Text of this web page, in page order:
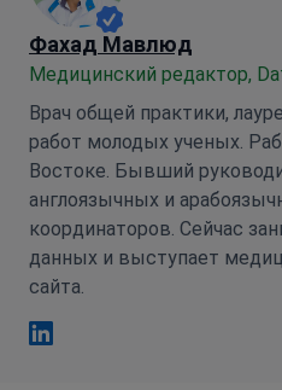
Фахад Мавлюд
Медицинский редактор,
Врач общей практики,
работ молодых ученых.
Востоке. Бывший
англоязычных и
координаторов. Сейчас
данных и выступает
сайта.